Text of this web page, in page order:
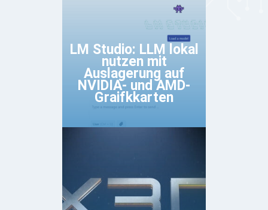
LM Studio: LLM lokal
nutzen mit
Auslagerung auf
NVIDIA- und AMD-
Graifkkarten